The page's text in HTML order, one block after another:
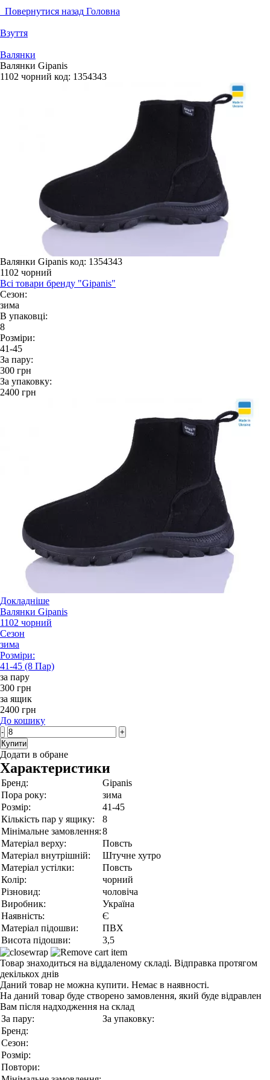
Повернутися назад Головна
Взуття
Валянки
Валянки Gipanis
1102 чорний код: 1354343
Валянки Gipanis код: 1354343
1102 чорний
Всі товари бренду "Gipanis"
Сезон:
зима
В упаковці:
8
Розміри:
41-45
За пару:
300 грн
За упаковку:
2400 грн
Докладніше
Валянки Gipanis
1102 чорний
Сезон
зима
Розміри:
41-45 (8 Пар)
за пару
300 грн
за ящик
2400 грн
До кошику
-
+
Купити
Додати в обране
Характеристики
Бренд:
Gipanis
Пора року:
зима
Розмір:
41-45
Кількість пар у ящику:
8
Мінімальне замовлення:8
Матеріал верху:
Повсть
Матеріал внутрішній:
Штучне хутро
Матеріал устілки:
Повсть
Колір:
чорний
Різновид:
чоловіча
Виробник:
Україна
Наявність:
Є
Матеріал підошви:
ПВХ
Висота підошви:
3,5
Товар знаходиться на віддаленому складі. Відправка протягом
декількох днів
Даний товар не можна купити. Немає в наявності.
На даний товар буде створено замовлення, який буде відравлен
Вам після надходження на склад
За пару:
За упаковку:
Бренд:
Сезон:
Розмір:
Повтори: